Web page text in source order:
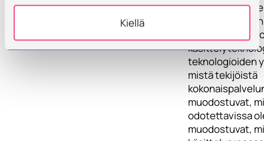
Kiellä
toimivuuden
sovellettavissa
teknologioiden
mistä tekijöistä
muodostuvat,
odotettavissa
muodostuvat,